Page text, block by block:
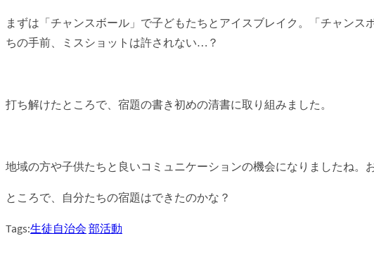
まずは「チャンスボール」で子どもたちとアイスブレイク。「チャン
ちの手前、ミスショットは許されない…？
打ち解けたところで、宿題の書き初めの清書に取り組みました。
地域の方や子供たちと良いコミュニケーションの機会になりましたね。
ところで、自分たちの宿題はできたのかな？
Tags:生徒自治会 部活動